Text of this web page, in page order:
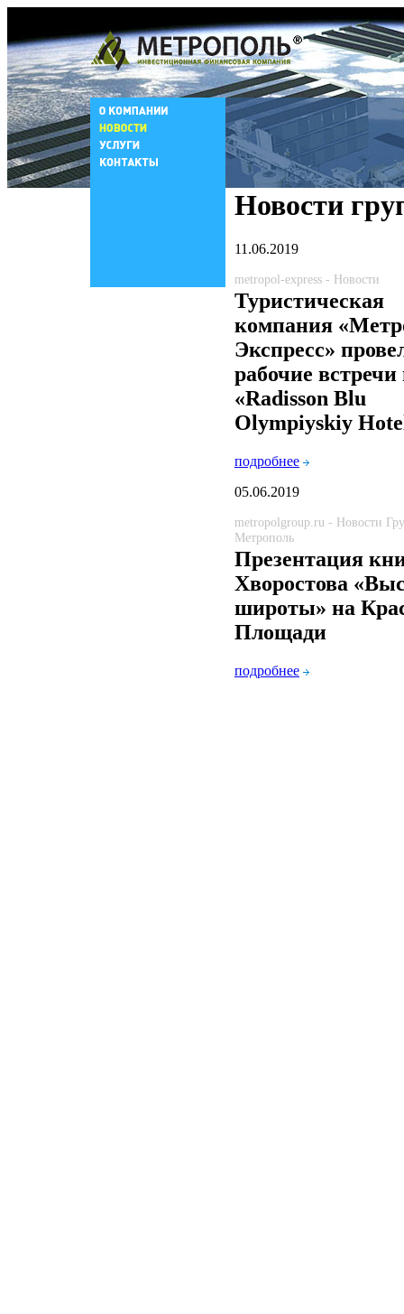
Новости
11.06.2019
metropol-express - Новости
Туристическая
компания
Экспресс»
рабочие встречи
«Radisson Blu
Olympiyskiy
подробнее
05.06.2019
metropolgroup.ru - Новости
Метрополь
Презентация
Хворостова
широты» на
Площади
подробнее